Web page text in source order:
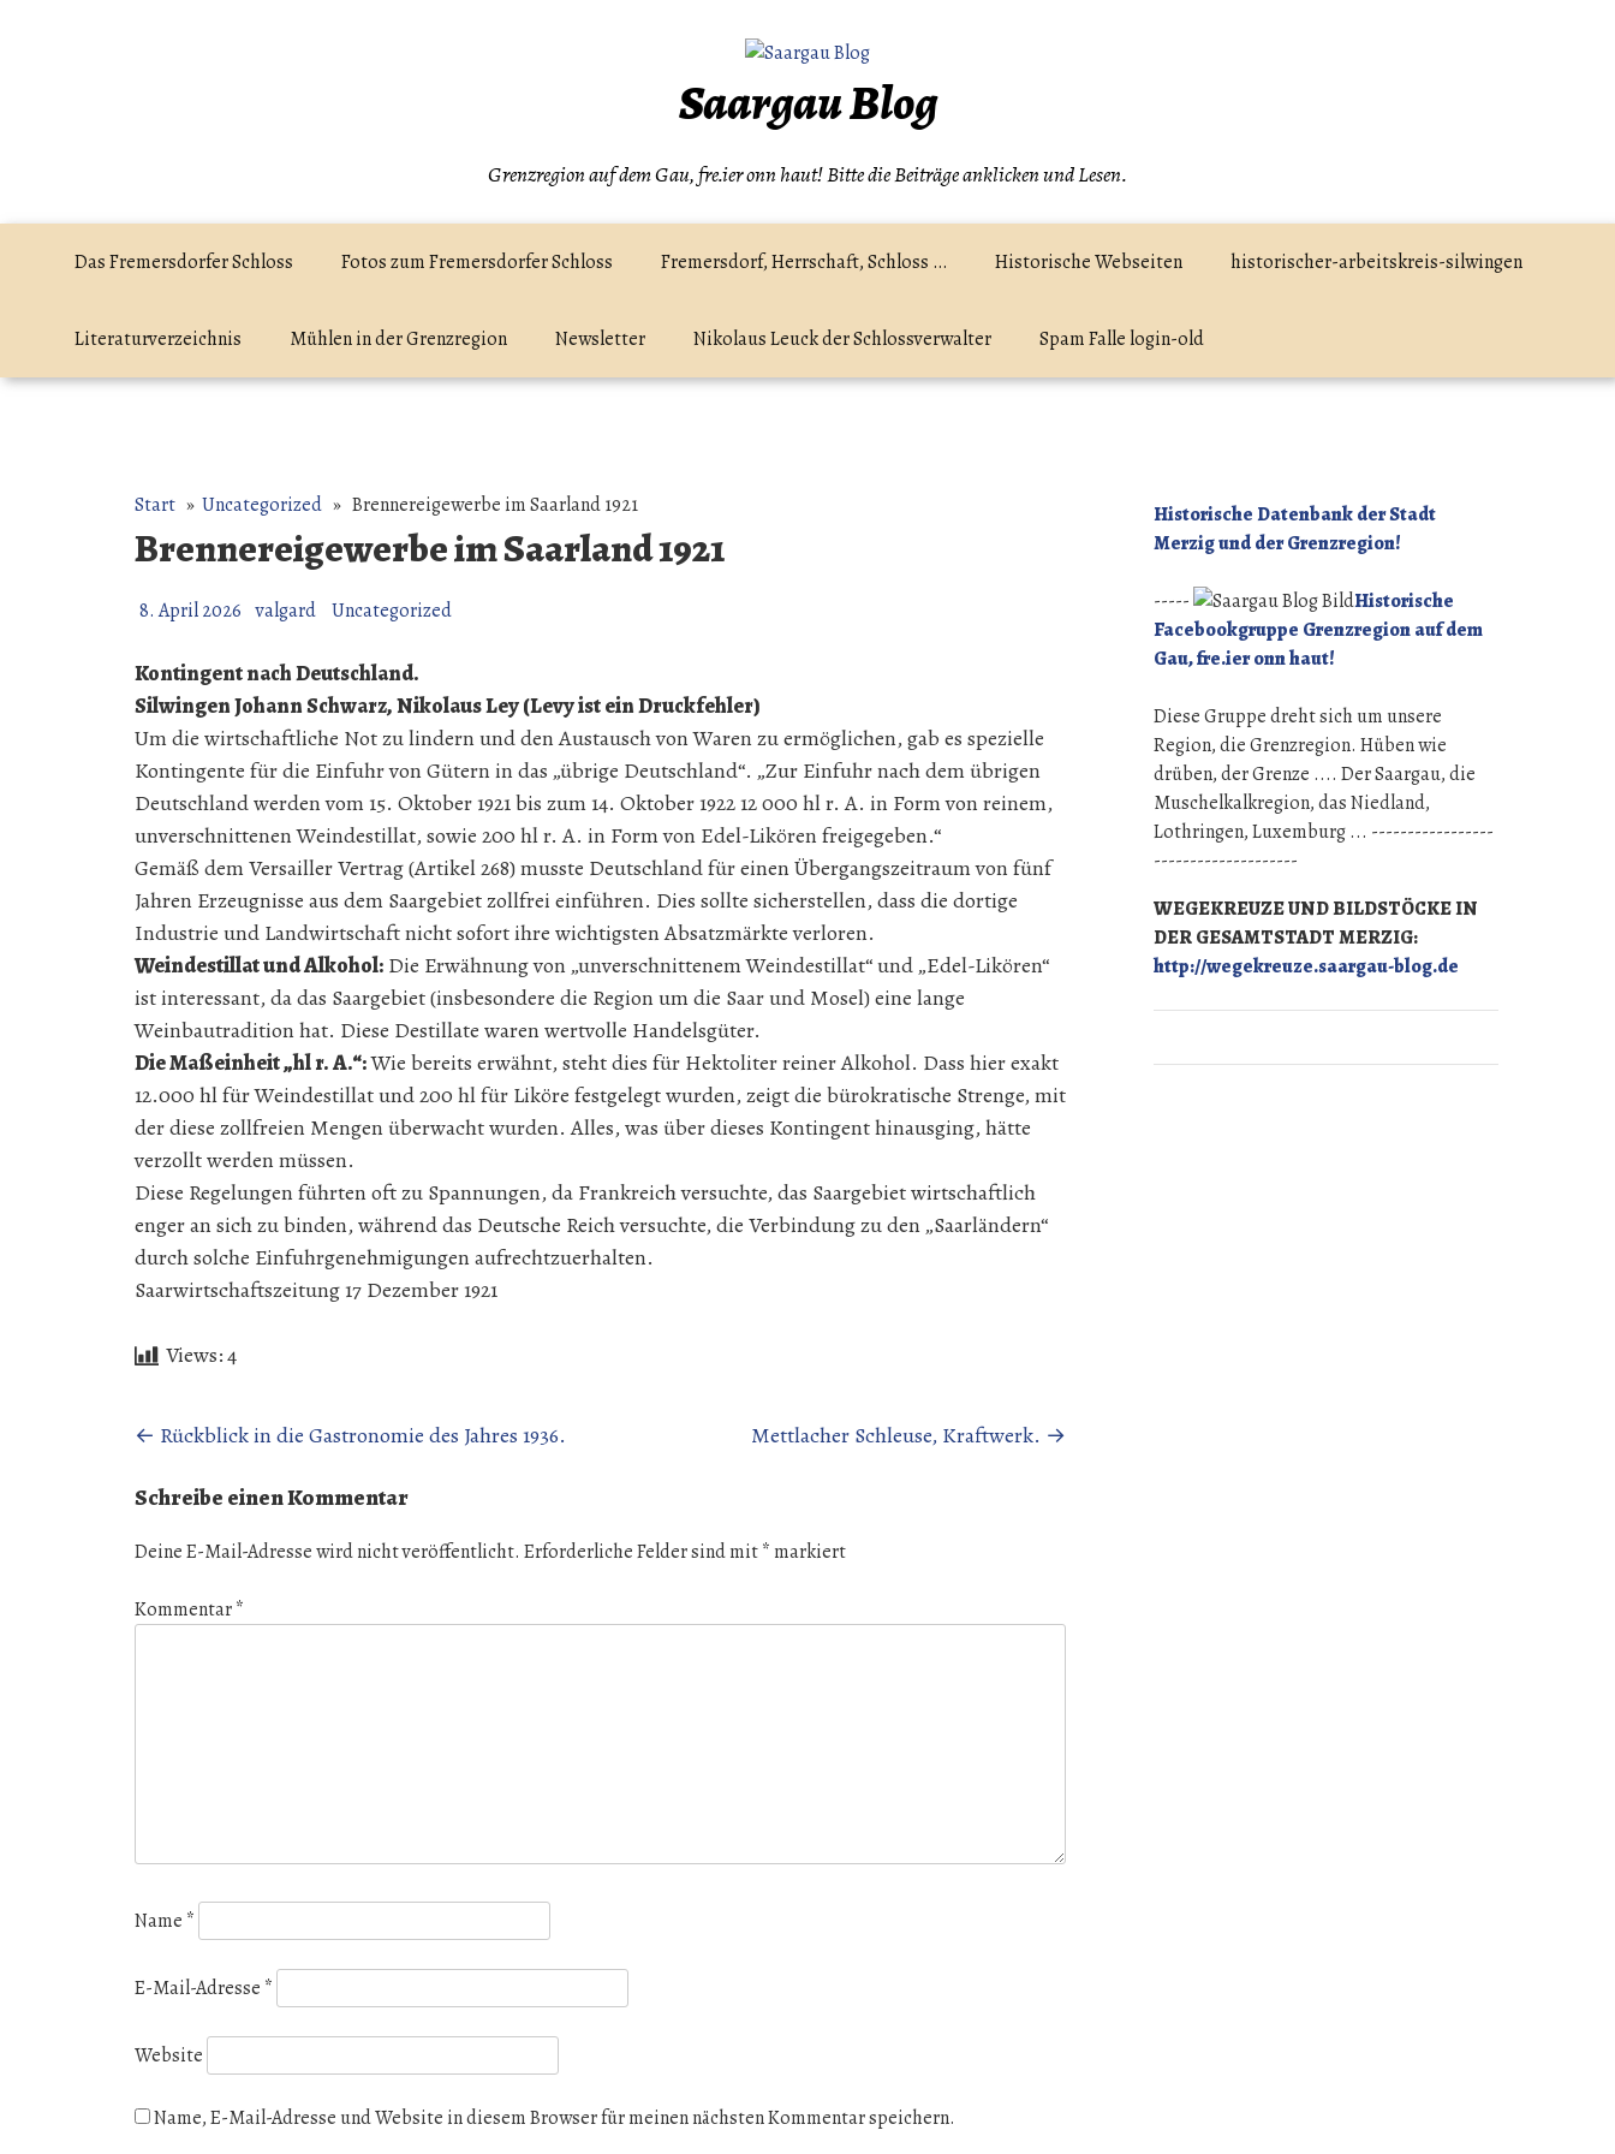
Saargau Blog
Grenzregion auf dem Gau, fre.ier onn haut! Bitte die Beiträge anklicken und Lesen.
Das Fremersdorfer Schloss Fotos zum Fremersdorfer Schloss Fremersdorf, Herrschaft, Schloss … Historische Webseiten historischer-arbeitskreis-silwingen
Literaturverzeichnis Mühlen in der Grenzregion Newsletter Nikolaus Leuck der Schlossverwalter Spam Falle login-old
Start » Uncategorized » Brennereigewerbe im Saarland 1921
Brennereigewerbe im Saarland 1921
8. April 2026 valgard Uncategorized
Kontingent nach Deutschland.
Silwingen Johann Schwarz, Nikolaus Ley (Levy ist ein Druckfehler)
Um die wirtschaftliche Not zu lindern und den Austausch von Waren zu ermöglichen, gab es spezielle
Kontingente für die Einfuhr von Gütern in das „übrige Deutschland“. „Zur Einfuhr nach dem übrigen
Deutschland werden vom 15. Oktober 1921 bis zum 14. Oktober 1922 12 000 hl r. A. in Form von reinem,
unverschnittenen Weindestillat, sowie 200 hl r. A. in Form von Edel-Likören freigegeben.“
Gemäß dem Versailler Vertrag (Artikel 268) musste Deutschland für einen Übergangszeitraum von fünf
Jahren Erzeugnisse aus dem Saargebiet zollfrei einführen. Dies sollte sicherstellen, dass die dortige
Industrie und Landwirtschaft nicht sofort ihre wichtigsten Absatzmärkte verloren.
Weindestillat und Alkohol: Die Erwähnung von „unverschnittenem Weindestillat“ und „Edel-Likören“
ist interessant, da das Saargebiet (insbesondere die Region um die Saar und Mosel) eine lange
Weinbautradition hat. Diese Destillate waren wertvolle Handelsgüter.
Die Maßeinheit „hl r. A.“:Wie bereits erwähnt, steht dies für Hektoliter reiner Alkohol. Dass hier exakt
12.000 hl für Weindestillat und 200 hl für Liköre festgelegt wurden, zeigt die bürokratische Strenge, mit
der diese zollfreien Mengen überwacht wurden. Alles, was über dieses Kontingent hinausging, hätte
verzollt werden müssen.
Diese Regelungen führten oft zu Spannungen, da Frankreich versuchte, das Saargebiet wirtschaftlich
enger an sich zu binden, während das Deutsche Reich versuchte, die Verbindung zu den „Saarländern“
durch solche Einfuhrgenehmigungen aufrechtzuerhalten.
Saarwirtschaftszeitung 17 Dezember 1921
Views:4
Beitragsnavigation
← Rückblick in die Gastronomie des Jahres 1936. Mettlacher Schleuse, Kraftwerk. →
Schreibe einen Kommentar
Deine E-Mail-Adresse wird nicht veröffentlicht. Erforderliche Felder sind mit* markiert
Kommentar*
Name *
E-Mail-Adresse *
Website
Name, E-Mail-Adresse und Website in diesem Browser für meinen nächsten Kommentar speichern.
Historische Datenbank der Stadt
Merzig und der Grenzregion!
-----
Historische
Facebookgruppe Grenzregion auf dem
Gau, fre.ier onn haut!
Diese Gruppe dreht sich um unsere
Region, die Grenzregion. Hüben wie
drüben, der Grenze .... Der Saargau, die
Muschelkalkregion, das Niedland,
Lothringen, Luxemburg ... -----------------
--------------------
WEGEKREUZE UND BILDSTÖCKE IN
DER GESAMTSTADT MERZIG:
http://wegekreuze.saargau-blog.de